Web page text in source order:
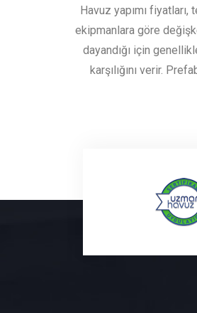
Havuz yapımı
ekipmanlara göre
dayandığı için
karşılığını verir.